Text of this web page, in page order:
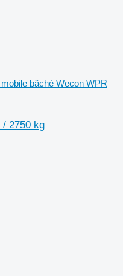
bâché Wecon WPR
/ 2750 kg